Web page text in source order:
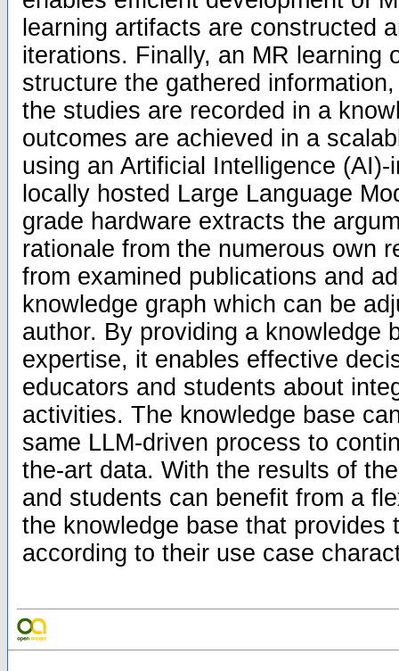
learning artifacts are constructed
iterations. Finally, an MR learning
structure the gathered
the studies are recorded in a
outcomes are achieved in a
using an Artificial Intelligence
locally hosted Large Language
grade hardware extracts the
rationale from the numerous own
from examined publications and
knowledge graph which can be
author. By providing a knowledge
expertise, it enables effective
educators and students about
activities. The knowledge base
same LLM-driven process to
the-art data. With the results of
and students can benefit from a
the knowledge base that provides
according to their use case